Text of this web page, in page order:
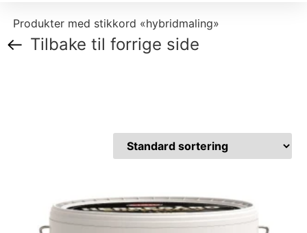
Produkter med stikkord «hybridmaling»
Tilbake til forrige side